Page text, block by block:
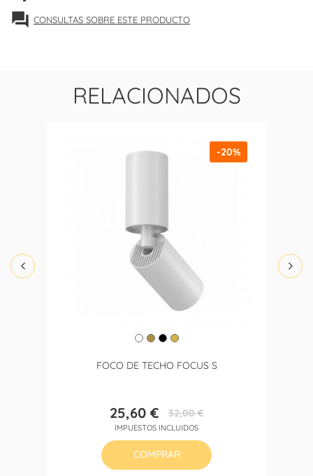
forum CONSULTAS SOBRE ESTE PRODUCTO
RELACIONADOS
FOCO DE TECHO FOCUS S
Precio
25,60 €Precio
base
32,00 €
IMPUESTOS INCLUIDOS
-20%
COMPRAR